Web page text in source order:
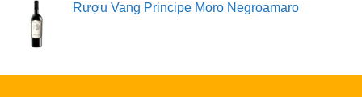
Rượu Vang Principe Moro Negroamaro